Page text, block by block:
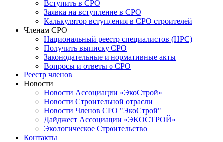
Вступить в СРО
Заявка на вступление в СРО
Калькулятор вступления в СРО строителей
Членам СРО
Национальный реестр специалистов (НРС)
Получить выписку СРО
Законодательные и нормативные акты
Вопросы и ответы о СРО
Реестр членов
Новости
Новости Ассоциации «ЭкоСтрой»
Новости Строительной отрасли
Новости Членов СРО "ЭкоСтрой"
Дайджест Ассоциации «ЭКОСТРОЙ»
Экологическое Строительство
Контакты